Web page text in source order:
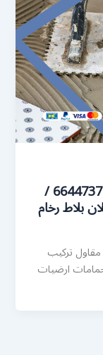
فني تركيب سيراميك الفنيطيس / 66447375 /
بلاط رخام
تركيب
ارضيات